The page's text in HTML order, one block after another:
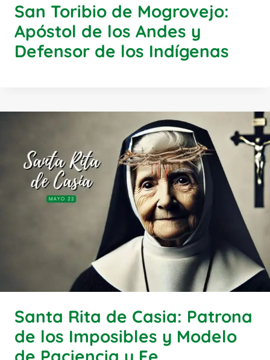
San Toribio de Mogrovejo:
Apóstol de los Andes y
Defensor de los Indígenas
Santa Rita de Casia: Patrona
de los Imposibles y Modelo